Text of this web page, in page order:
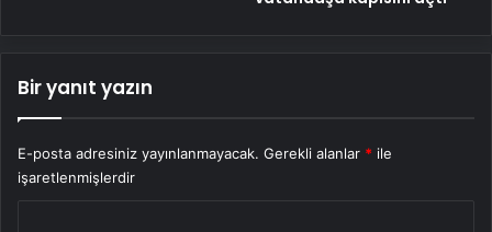
Bir yanıt yazın
E-posta adresiniz yayınlanmayacak. Gerekli alanlar * ile
işaretlenmişlerdir